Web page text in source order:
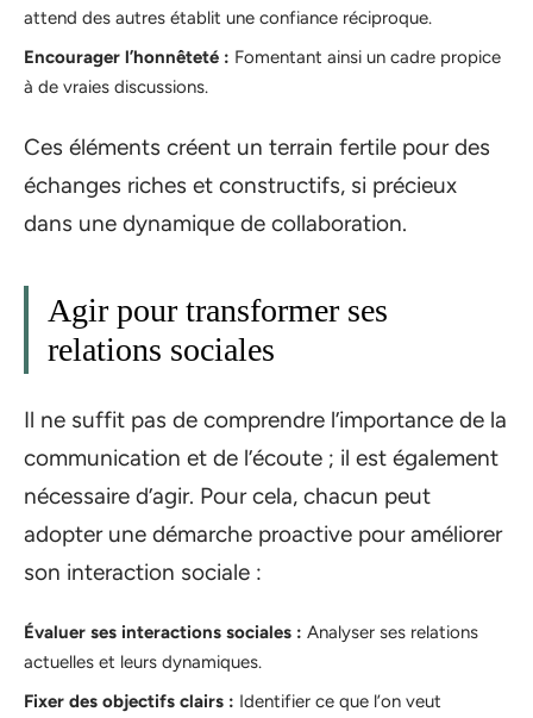
attend des autres établit une confiance réciproque.
Encourager l’honnêteté : Fomentant ainsi un cadre propice
à de vraies discussions.
Ces éléments créent un terrain fertile pour des
échanges riches et constructifs, si précieux
dans une dynamique de collaboration.
Agir pour transformer ses
relations sociales
Il ne suffit pas de comprendre l’importance de la
communication et de l’écoute ; il est également
nécessaire d’agir. Pour cela, chacun peut
adopter une démarche proactive pour améliorer
son interaction sociale :
Évaluer ses interactions sociales : Analyser ses relations
actuelles et leurs dynamiques.
Fixer des objectifs clairs : Identifier ce que l’on veut